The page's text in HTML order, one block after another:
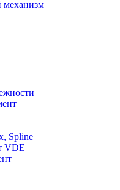
механизм
Spline
VDE